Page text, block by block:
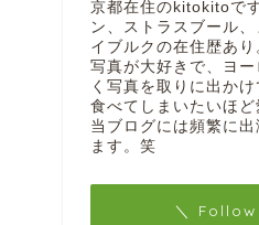
京都在住のkitokitoで
ン、ストラスブール
イブルクの在住歴あり
写真が大好きで、ヨー
く写真を取りに出か
食べてしまいたいほど
当ブログには頻繁に
ます。笑
＼ Follow